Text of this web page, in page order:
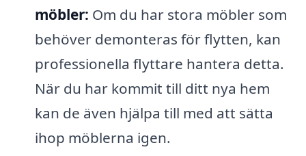
möbler: Om du har stora möbler som
behöver demonteras för flytten, kan
professionella flyttare hantera detta.
När du har kommit till ditt nya hem
kan de även hjälpa till med att sätta
ihop möblerna igen.